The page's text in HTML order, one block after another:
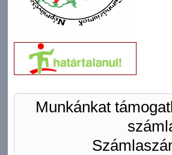
Munkánkat